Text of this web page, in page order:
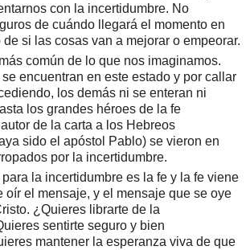
con la incertidumbre. No
de cuándo llegará el momento en
si las cosas van a mejorar o empeorar.
común de lo que nos imaginamos.
encuentran en este estado y por callar
los demás ni se enteran ni
los grandes héroes de la fe
de la carta a los Hebreos
sido el apóstol Pablo) se vieron en
por la incertidumbre.
la incertidumbre es la fe y la fe viene
oír el mensaje, y el mensaje que se oye
¿Quieres librarte de la
sentirte seguro y bien
mantener la esperanza viva de que